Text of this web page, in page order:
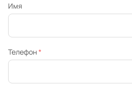
Имя
Телефон*